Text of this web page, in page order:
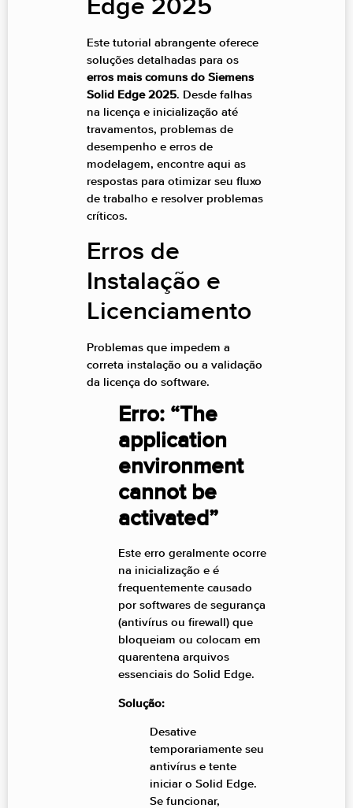
Edge 2025
Este tutorial abrangente oferece
soluções detalhadas para os
erros mais comuns do Siemens
Solid Edge 2025. Desde falhas
na licença e inicialização até
travamentos, problemas de
desempenho e erros de
modelagem, encontre aqui as
respostas para otimizar seu fluxo
de trabalho e resolver problemas
críticos.
Erros de
Instalação e
Licenciamento
Problemas que impedem a
correta instalação ou a validação
da licença do software.
Erro: “The
application
environment
cannot be
activated”
Este erro geralmente ocorre
na inicialização e é
frequentemente causado
por softwares de segurança
(antivírus ou firewall) que
bloqueiam ou colocam em
quarentena arquivos
essenciais do Solid Edge.
Solução:
Desative
temporariamente seu
antivírus e tente
iniciar o Solid Edge.
Se funcionar,